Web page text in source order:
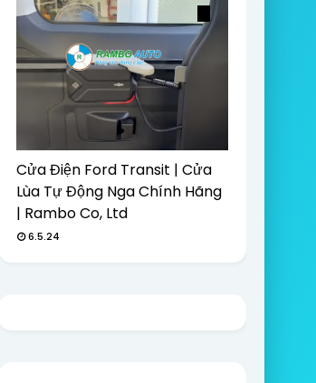
Cửa Điện Ford Transit | Cửa
Lùa Tự Động Nga Chính Hãng
| Rambo Co, Ltd
6.5.24